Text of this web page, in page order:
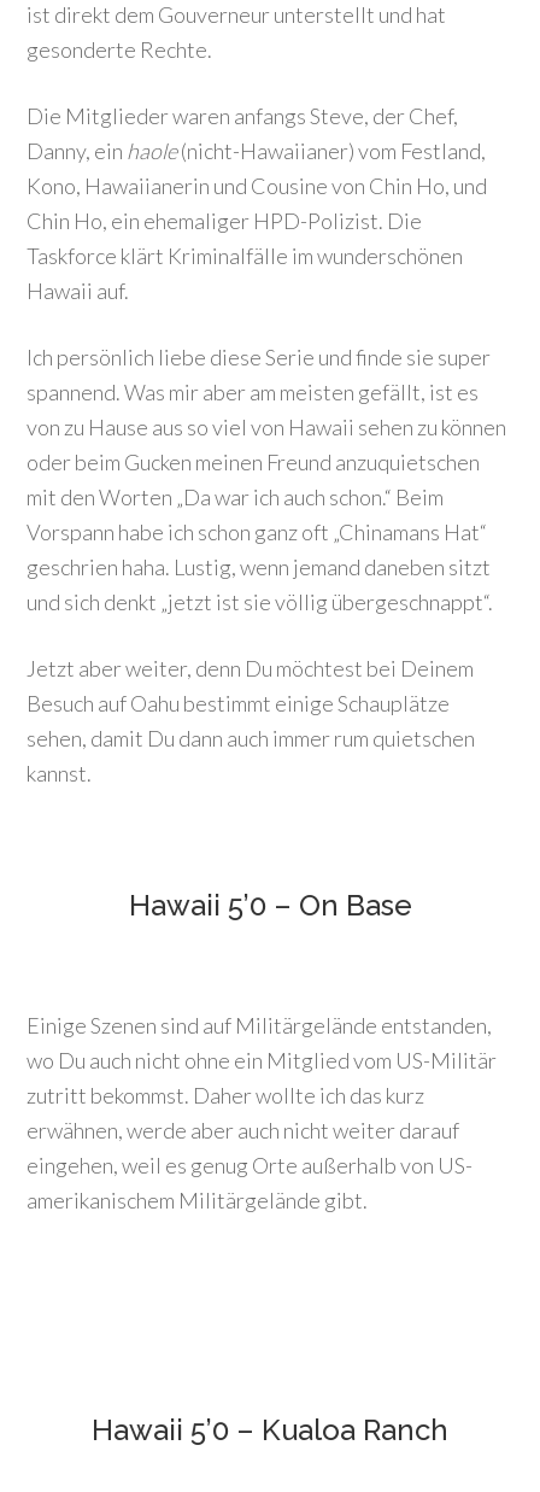
ist direkt dem Gouverneur unterstellt und hat
gesonderte Rechte.
Die Mitglieder waren anfangs Steve, der Chef,
Danny, ein haole(nicht-Hawaiianer) vom Festland,
Kono, Hawaiianerin und Cousine von Chin Ho, und
Chin Ho, ein ehemaliger HPD-Polizist. Die
Taskforce klärt Kriminalfälle im wunderschönen
Hawaii auf.
Ich persönlich liebe diese Serie und finde sie super
spannend. Was mir aber am meisten gefällt, ist es
von zu Hause aus so viel von Hawaii sehen zu können
oder beim Gucken meinen Freund anzuquietschen
mit den Worten „Da war ich auch schon.“ Beim
Vorspann habe ich schon ganz oft „Chinamans Hat“
geschrien haha. Lustig, wenn jemand daneben sitzt
und sich denkt „jetzt ist sie völlig übergeschnappt“.
Jetzt aber weiter, denn Du möchtest bei Deinem
Besuch auf Oahu bestimmt einige Schauplätze
sehen, damit Du dann auch immer rum quietschen
kannst.
Hawaii 5’0 – On Base
Einige Szenen sind auf Militärgelände entstanden,
wo Du auch nicht ohne ein Mitglied vom US-Militär
zutritt bekommst. Daher wollte ich das kurz
erwähnen, werde aber auch nicht weiter darauf
eingehen, weil es genug Orte außerhalb von US-
amerikanischem Militärgelände gibt.
Hawaii 5’0 – Kualoa Ranch